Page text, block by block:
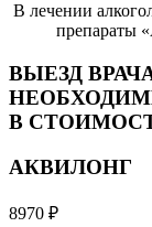
В лечении
препараты
ВЫЕЗД
В
АКВИЛОНГ
8970 ₽